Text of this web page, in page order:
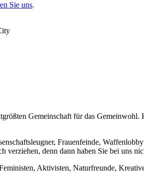
Sie uns.
Gemeinschaft für das
Frauenfeinde,
verziehen, denn dann haben Sie bei uns
Aktivisten, Naturfreunde,